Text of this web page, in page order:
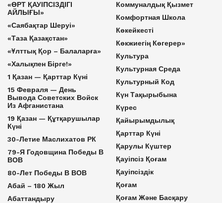
«ӨРТ ҚАУІПСІЗДІГІ
АЙЛЫҒЫ»
«Саябақтар Шеруі»
«Таза Қазақстан»
«Ұлттық Қор – Балаларға»
«Халықпен Бірге!»
1 Қазан — Қарттар Күні
15 Февраля — День
Вывода Советских Войск
Из Афганистана
19 Қазан — Құтқарушылар
Күні
30-Летие Маслихатов РК
79-Я Годовщина Победы В
ВОВ
80-Лет Победы В ВОВ
Абай – 180 Жыл
Абаттандыру
Коммуналдық Қызмет
Комфортная Школа
Көкейкесті
Көкжиегің Көгерер»
Культура
Культурная Среда
Культурный Код
Күн Тақырыбына
Күрес
Қайырымдылық
Қарттар Күні
Қарулы Күштер
Қауіпсіз Қоғам
Қауіпсіздік
Қоғам
Қоғам Және Басқару